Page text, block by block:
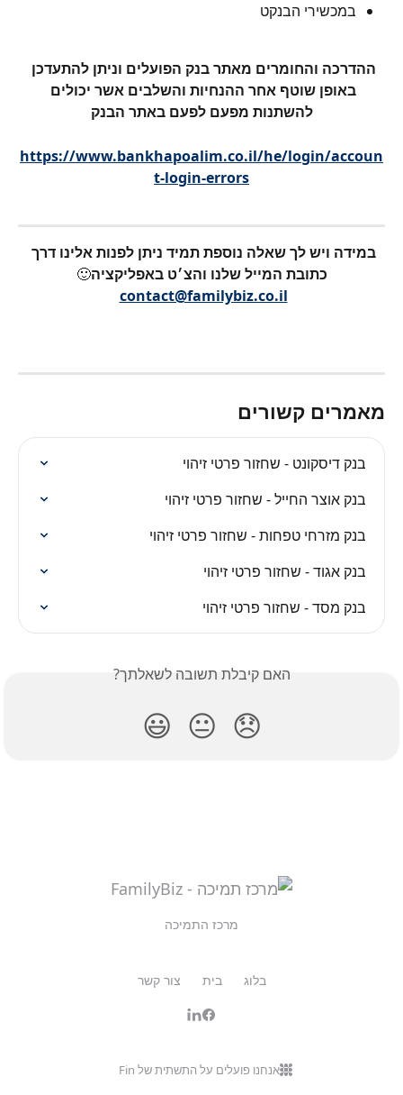
במכשירי הבנקט
ההדרכה והחומרים מאתר בנק הפועלים וניתן להתעדכן
באופן שוטף אחר ההנחיות והשלבים אשר יכולים
להשתנות מפעם לפעם באתר הבנק
https://www.bankhapoalim.co.il/he/login/accoun
t-login-errors
במידה ויש לך שאלה נוספת תמיד ניתן לפנות אלינו דרך
כתובת המייל שלנו והצ׳ט באפליקציה🙂
contact@familybiz.co.il
מאמרים קשורים
בנק דיסקונט - שחזור פרטי זיהוי
בנק אוצר החייל - שחזור פרטי זיהוי
בנק מזרחי טפחות - שחזור פרטי זיהוי
בנק אגוד - שחזור פרטי זיהוי
בנק מסד - שחזור פרטי זיהוי
האם קיבלת תשובה לשאלתך?
😞
😐
😃
מרכז התמיכה
בלוג בית צור קשר
אנחנו פועלים על התשתית של Fin